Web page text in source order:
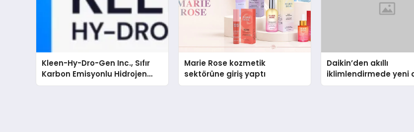
Kleen-Hy-Dro-Gen Inc., Sıfır
Karbon Emisyonlu Hidrojen
Isıtma Teknolojisinde ISO ve
Marie Rose kozmetik
sektörüne giriş yaptı
Daikin’den akıllı
iklimlendirmede yeni
Madoka Plus